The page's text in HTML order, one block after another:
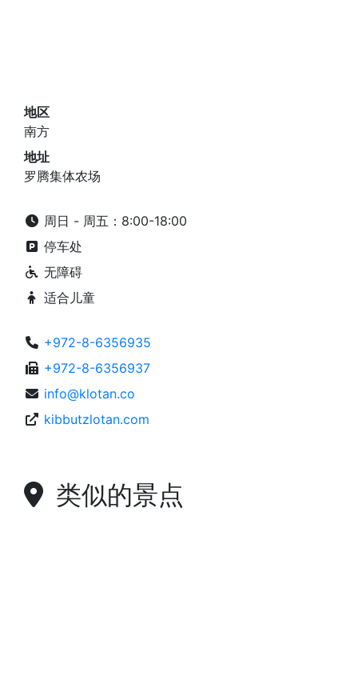
地区
南方
地址
罗腾集体农场
周日 - 周五：8:00-18:00
停车处
无障碍
适合儿童
+972-8-6356935
+972-8-6356937
info@klotan.co
kibbutzlotan.com
类似的景点